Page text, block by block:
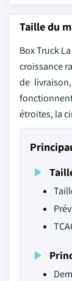
Taille du
Box Truck
croissance
de
étroites, la